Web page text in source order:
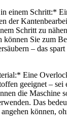
einem Schritt:*
der
Schritt zu
können Sie zum
– das
Eine
geeignet – sei
die Maschine
Das
können,